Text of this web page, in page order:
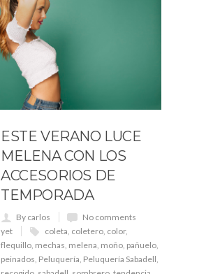
ESTE VERANO LUCE
MELENA CON LOS
ACCESORIOS DE
TEMPORADA
By carlos
No comments
yet
coleta, coletero, color,
flequillo, mechas, melena, moño, pañuelo,
peinados, Peluquería, Peluquería Sabadell,